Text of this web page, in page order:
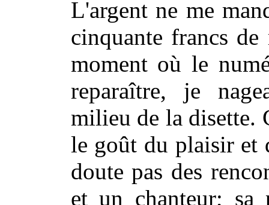
L'argent ne me
cinquante francs
moment où le
reparaître, je
milieu de la disette.
le goût du plaisir et
doute pas des
et un chanteur; sa